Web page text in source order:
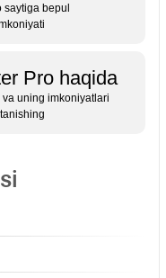
saytiga bepul
Pro haqida
va uning imkoniyatlari